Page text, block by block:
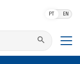
PT EN